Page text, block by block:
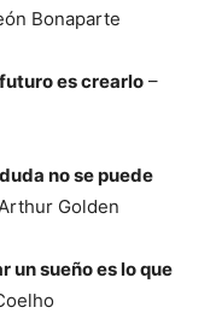
Bonaparte
es crearlo –
no se puede
Golden
un sueño es lo que